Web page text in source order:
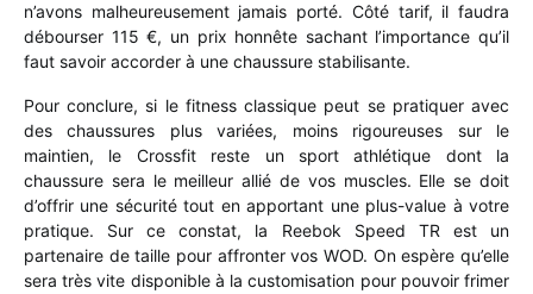
n’avons malheureusement jamais porté. Côté tarif, il faudra
débourser 115 €, un prix honnête sachant l’importance qu’il
faut savoir accorder à une chaussure stabilisante.
Pour conclure, si le fitness classique peut se pratiquer avec
des chaussures plus variées, moins rigoureuses sur le
maintien, le Crossfit reste un sport athlétique dont la
chaussure sera le meilleur allié de vos muscles. Elle se doit
d’offrir une sécurité tout en apportant une plus-value à votre
pratique. Sur ce constat, la Reebok Speed TR est un
partenaire de taille pour affronter vos WOD. On espère qu’elle
sera très vite disponible à la customisation pour pouvoir frimer